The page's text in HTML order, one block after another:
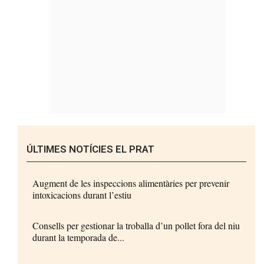
ÚLTIMES NOTÍCIES EL PRAT
Augment de les inspeccions alimentàries per prevenir
intoxicacions durant l’estiu
Consells per gestionar la troballa d’un pollet fora del niu
durant la temporada de...